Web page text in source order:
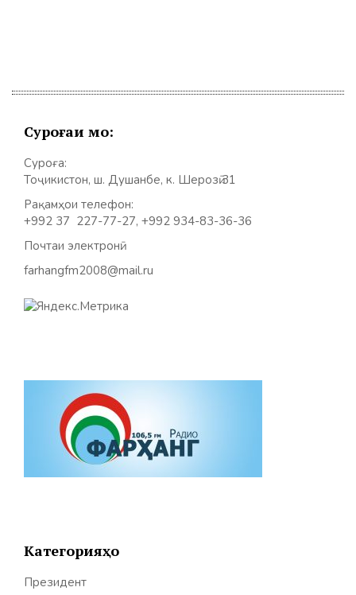
Суроғаи мо:
Суроға:
Тоҷикистон, ш. Душанбе, к. Шерозӣ 31
Рақамҳои телефон:
+992 37 227-77-27, +992 934-83-36-36
Почтаи электронӣ:
farhangfm2008@mail.ru
Категорияҳо
Президент